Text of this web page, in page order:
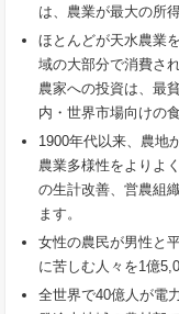
は、農業が最大の所
ほとんどが天水農業
域の大部分で消費さ
農家への投資は、最
内・世界市場向けの
1900年代以来、農地
農業多様性をよりよ
の生計改善、営農組
ます。
女性の農民が男性と
に苦しむ人々を1億
全世界で40億人が電